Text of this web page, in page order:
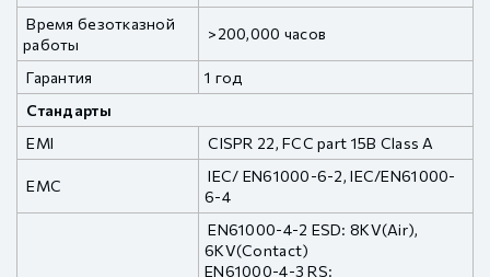
Время безотказной
работы
>200,000 часов
Гарантия
1 год
Стандарты
EMI
CISPR 22, FCC part 15B Class A
EMC
IEC/ EN61000-6-2, IEC/EN61000-
6-4
EN61000-4-2 ESD: 8KV(Air),
6KV(Contact)
EN61000-4-3 RS: